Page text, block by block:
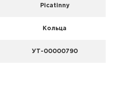
Picatinny
Кольца
УТ-00000790